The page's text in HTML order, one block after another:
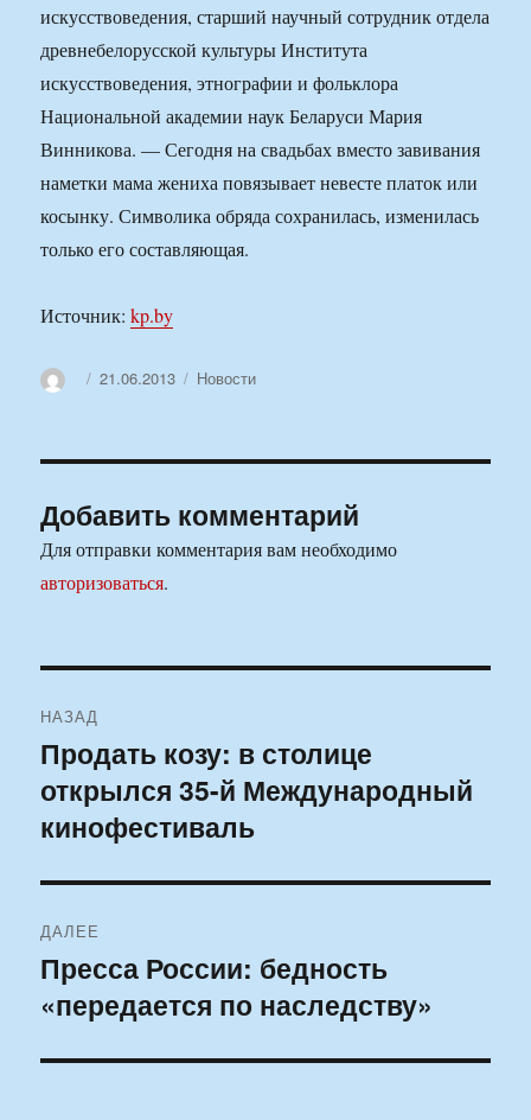
искусствоведения, старший научный сотрудник отдела
древнебелорусской культуры Института
искусствоведения, этнографии и фольклора
Национальной академии наук Беларуси Мария
Винникова. — Сегодня на свадьбах вместо завивания
наметки мама жениха повязывает невесте платок или
косынку. Символика обряда сохранилась, изменилась
только его составляющая.
Источник:kp.by
АвторОпубликовано
21.06.2013 Рубрики
Новости
Добавить комментарий
Для отправки комментария вам необходимо
авторизоваться.
по
записям
НАЗАД
Предыдущая
запись:
Продать козу: в столице
открылся 35-й Международный
кинофестиваль
ДАЛЕЕ
Следующая
запись:
Пресса России: бедность
«передается по наследству»